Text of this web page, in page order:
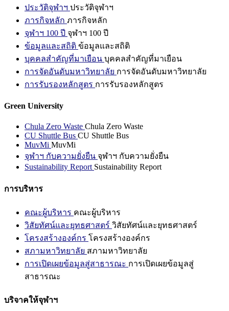
ประวัติจุฬาฯ ประวัติจุฬาฯ
ภารกิจหลัก ภารกิจหลัก
จุฬาฯ 100 ปี จุฬาฯ 100 ปี
ข้อมูลและสถิติ ข้อมูลและสถิติ
บุคคลสำคัญที่มาเยือน บุคคลสำคัญที่มาเยือน
การจัดอันดับมหาวิทยาลัย การจัดอันดับมหาวิทยาลัย
การรับรองหลักสูตร การรับรองหลักสูตร
Green University
Chula Zero Waste Chula Zero Waste
CU Shuttle Bus CU Shuttle Bus
MuvMi MuvMi
จุฬาฯ กับความยั่งยืน จุฬาฯ กับความยั่งยืน
Sustainability Report Sustainability Report
การบริหาร
คณะผู้บริหาร คณะผู้บริหาร
วิสัยทัศน์และยุทธศาสตร์ วิสัยทัศน์และยุทธศาสตร์
โครงสร้างองค์กร โครงสร้างองค์กร
สภามหาวิทยาลัย สภามหาวิทยาลัย
การเปิดเผยข้อมูลสู่สาธารณะ การเปิดเผยข้อมูลสู่
สาธารณะ
บริจาคให้จุฬาฯ